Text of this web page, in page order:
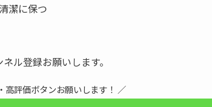
潔に保つ
ル登録お願いします。
高評価ボタンお願いします！ ／